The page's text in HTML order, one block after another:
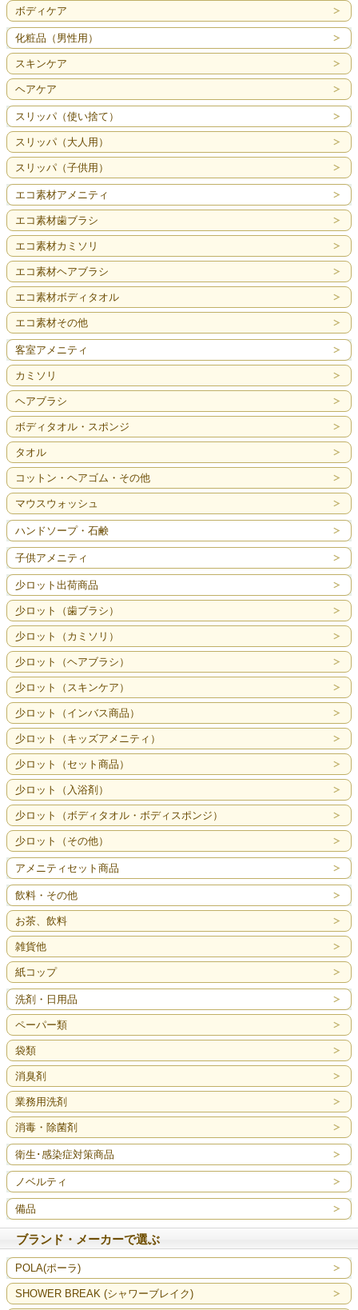
ボディケア
化粧品（男性用）
スキンケア
ヘアケア
スリッパ（使い捨て）
スリッパ（大人用）
スリッパ（子供用）
エコ素材アメニティ
エコ素材歯ブラシ
エコ素材カミソリ
エコ素材ヘアブラシ
エコ素材ボディタオル
エコ素材その他
客室アメニティ
カミソリ
ヘアブラシ
ボディタオル・スポンジ
タオル
コットン・ヘアゴム・その他
マウスウォッシュ
ハンドソープ・石鹸
子供アメニティ
少ロット出荷商品
少ロット（歯ブラシ）
少ロット（カミソリ）
少ロット（ヘアブラシ）
少ロット（スキンケア）
少ロット（インバス商品）
少ロット（キッズアメニティ）
少ロット（セット商品）
少ロット（入浴剤）
少ロット（ボディタオル・ボディスポンジ）
少ロット（その他）
アメニティセット商品
飲料・その他
お茶、飲料
雑貨他
紙コップ
洗剤・日用品
ペーパー類
袋類
消臭剤
業務用洗剤
消毒・除菌剤
衛生･感染症対策商品
ノベルティ
備品
ブランド・メーカーで選ぶ
POLA(ポーラ)
SHOWER BREAK (シャワーブレイク)